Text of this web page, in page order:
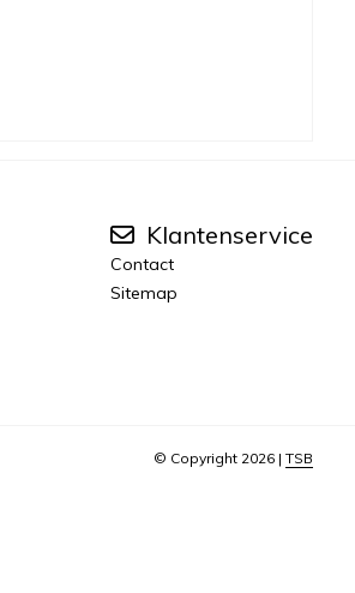
Klantenservice
Contact
Sitemap
© Copyright 2026 | TSB